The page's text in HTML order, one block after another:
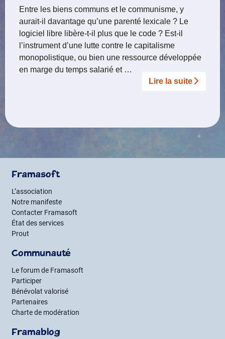
Entre les biens communs et le communisme, y
aurait-il davantage qu’une parenté lexicale ? Le
logiciel libre libère-t-il plus que le code ? Est-il
l’instrument d’une lutte contre le capitalisme
monopolistique, ou bien une ressource développée
en marge du temps salarié et …
Lire la suite­­
Framasoft
L’association
Notre manifeste
Contacter Framasoft
État des services
Prout
Communauté
Le forum de Framasoft
Participer
Bénévolat valorisé
Partenaires
Charte de modération
Framablog